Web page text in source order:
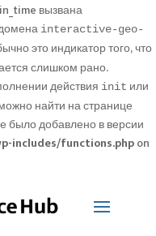
вызвана
interactive-geo-
это индикатор того, что
слишком рано.
действия init или
найти на странице
было добавлено в версии
includes/functions.phpon